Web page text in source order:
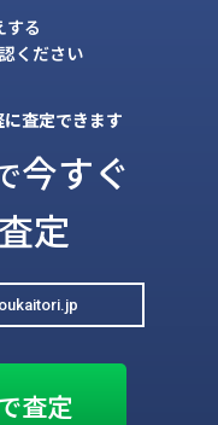
する
ください
査定できます
今すぐ
定
査定